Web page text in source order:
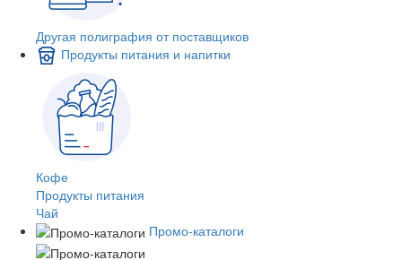
Другая полиграфия от поставщиков
Продукты питания и напитки
Кофе
Продукты питания
Чай
Промо-каталоги